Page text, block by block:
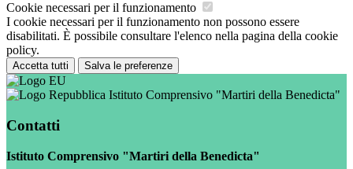
Cookie necessari per il funzionamento
I cookie necessari per il funzionamento non possono essere
disabilitati. È possibile consultare l'elenco nella pagina della cookie
policy.
Accetta tutti Salva le preferenze
Istituto Comprensivo "Martiri della Benedicta"
Contatti
Istituto Comprensivo "Martiri della Benedicta"